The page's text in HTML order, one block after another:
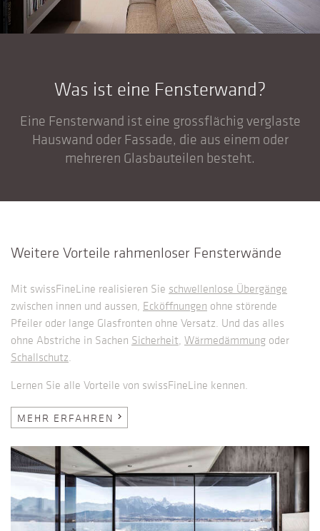
Was ist eine Fensterwand?
Eine Fensterwand ist eine grossflächig verglaste
Hauswand oder Fassade, die aus einem oder
mehreren Glasbauteilen besteht.
Weitere Vorteile rahmenloser Fensterwände
Mit swissFineLine realisieren Sie schwellenlose Übergänge
zwischen innen und aussen, Ecköffnungen ohne störende
Pfeiler oder lange Glasfronten ohne Versatz. Und das alles
ohne Abstriche in Sachen Sicherheit Wärmedämmung oder
Schallschutz
Lernen Sie alle Vorteile von swissFineLine kennen.
MEHR ERFAHREN chevron_right